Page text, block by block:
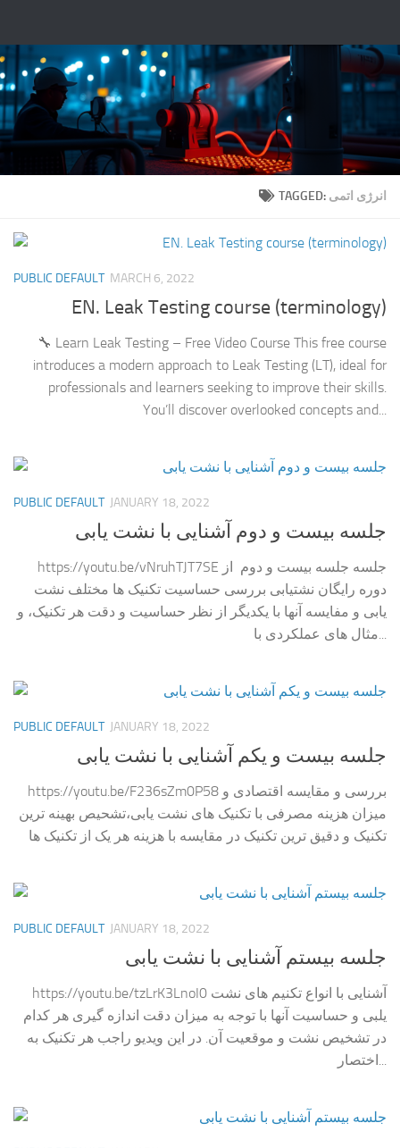
TAGGED: انرژی اتمی
PUBLIC DEFAULT MARCH 6, 2022
EN. Leak Testing course (terminology)
🔧 Learn Leak Testing – Free Video Course This free course
introduces a modern approach to Leak Testing (LT), ideal for
professionals and learners seeking to improve their skills.
You’ll discover overlooked concepts and...
PUBLIC DEFAULT JANUARY 18, 2022
جلسه بیست و دوم آشنایی با نشت یابی
https://youtu.be/vNruhTJT7SE جلسه جلسه بیست و دوم از
دوره رایگان نشتیابی بررسی حساسیت تکنیک ها مختلف نشت
یابی و مفایسه آنها با یکدیگر از نظر حساسیت و دقت هر تکنیک، و
مثال های عملکردی با...
PUBLIC DEFAULT JANUARY 18, 2022
جلسه بیست و یکم آشنایی با نشت یابی
https://youtu.be/F236sZm0P58 بررسی و مقایسه اقتصادی و
میزان هزینه مصرفی با تکنیک های نشت یابی،تشحیص بهینه ترین
تکنیک و دقیق ترین تکنیک در مقایسه با هزینه هر یک از تکنیک ها
PUBLIC DEFAULT JANUARY 18, 2022
جلسه بیستم آشنایی با نشت یابی
https://youtu.be/tzLrK3LnoI0 آشنایی با انواع تکنیم های نشت
یلبی و حساسیت آنها با توجه به میزان دقت اندازه گیری هر کدام
در تشخیص نشت و موقعیت آن. در این ویدیو راجب هر تکنیک به
اختصار...